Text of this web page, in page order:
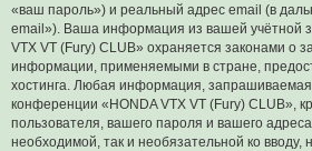
«ваш пароль») и реальный адрес email (в
email»). Ваша информация из вашей учётной
VTX VT (Fury) CLUB» охраняется законами о
информации, применяемыми в стране,
хостинга. Любая информация, запрашиваемая
конференции «HONDA VTX VT (Fury) CLUB»,
пользователя, вашего пароля и вашего
необходимой, так и необязательной ко вводу,